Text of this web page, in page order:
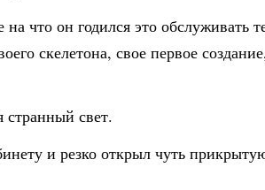
что он годился это обслуживать
скелетона, свое первое
странный свет.
и резко открыл чуть